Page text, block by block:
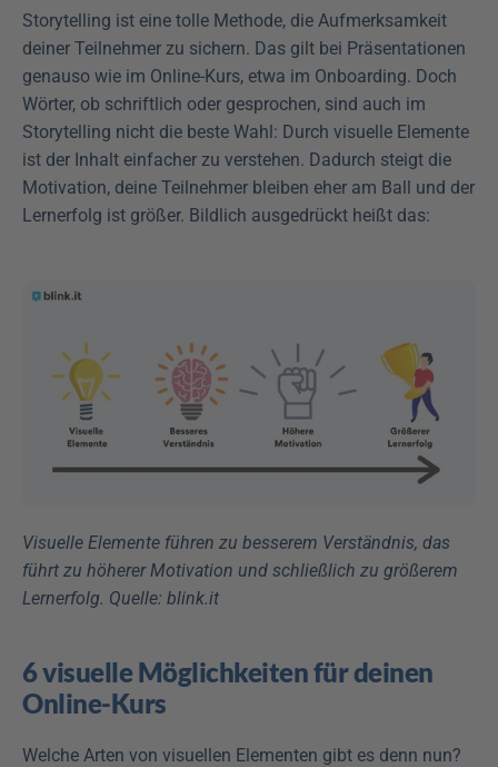
Storytelling ist eine tolle Methode, die Aufmerksamkeit
deiner Teilnehmer zu sichern. Das gilt bei Präsentationen
genauso wie im Online-Kurs, etwa im Onboarding. Doch
Wörter, ob schriftlich oder gesprochen, sind auch im
Storytelling nicht die beste Wahl: Durch visuelle Elemente
ist der Inhalt einfacher zu verstehen. Dadurch steigt die
Motivation, deine Teilnehmer bleiben eher am Ball und der
Lernerfolg ist größer. Bildlich ausgedrückt heißt das:
Visuelle Elemente führen zu besserem Verständnis, das
führt zu höherer Motivation und schließlich zu größerem
Lernerfolg. Quelle: blink.it
6 visuelle Möglichkeiten für deinen
Online-Kurs
Welche Arten von visuellen Elementen gibt es denn nun?